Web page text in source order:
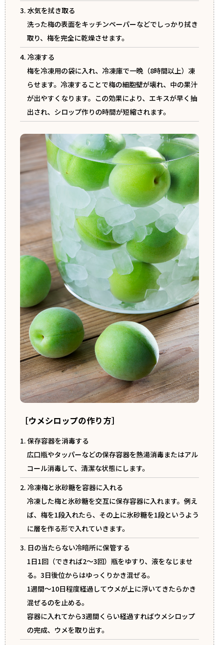
3. 水気を拭き取る
洗った梅の表面をキッチンペーパーなどでしっかり拭き
取り、梅を完全に乾燥させます。
4. 冷凍する
梅を冷凍用の袋に入れ、冷凍庫で一晩（8時間以上）凍
らせます。冷凍することで梅の細胞壁が壊れ、中の果汁
が出やすくなります。この効果により、エキスが早く抽
出され、シロップ作りの時間が短縮されます。
［ウメシロップの作り方］
1. 保存容器を消毒する
広口瓶やタッパーなどの保存容器を熱湯消毒またはアル
コール消毒して、清潔な状態にします。
2. 冷凍梅と氷砂糖を容器に入れる
冷凍した梅と氷砂糖を交互に保存容器に入れます。例え
ば、梅を1段入れたら、その上に氷砂糖を1段というよう
に層を作る形で入れていきます。
3. 日の当たらない冷暗所に保管する
1日1回（できれば2～3回）瓶をゆすり、液をなじませ
る。3日後位からはゆっくりかき混ぜる。
1週間～10日程度経過してウメが上に浮いてきたらかき
混ぜるのを止める。
容器に入れてから3週間くらい経過すればウメシロップ
の完成、ウメを取り出す。